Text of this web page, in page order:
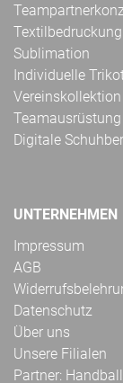
Textilbedruckung
Sublimation
Individuelle
Vereinskollektion
Digitale
UNTERNEHMEN
Impressum
AGB
Datenschutz
Über uns
Unsere Filialen
Partner: